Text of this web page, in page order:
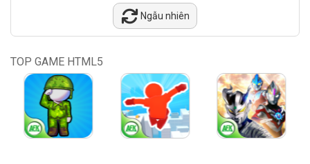
Ngẫu nhiên
TOP GAME HTML5